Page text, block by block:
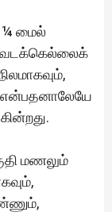
¼ மைல்
வடக்கெல்லைக்
என்பதனாலேயே
மணலும்